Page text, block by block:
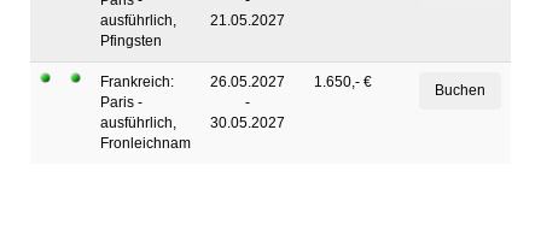
ausführlich,
Pfingsten
21.05.2027
Frankreich:
Paris -
ausführlich,
Fronleichnam
26.05.2027
-
30.05.2027
1.650,- €